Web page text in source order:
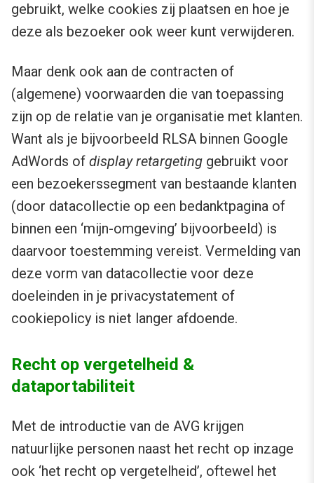
gebruikt, welke cookies zij plaatsen en hoe je
deze als bezoeker ook weer kunt verwijderen.
Maar denk ook aan de contracten of
(algemene) voorwaarden die van toepassing
zijn op de relatie van je organisatie met klanten.
Want als je bijvoorbeeld RLSA binnen Google
AdWords of display retargeting gebruikt voor
een bezoekerssegment van bestaande klanten
(door datacollectie op een bedanktpagina of
binnen een ‘mijn-omgeving’ bijvoorbeeld) is
daarvoor toestemming vereist. Vermelding van
deze vorm van datacollectie voor deze
doeleinden in je privacystatement of
cookiepolicy is niet langer afdoende.
Recht op vergetelheid &
dataportabiliteit
Met de introductie van de AVG krijgen
natuurlijke personen naast het recht op inzage
ook ‘het recht op vergetelheid’, oftewel het